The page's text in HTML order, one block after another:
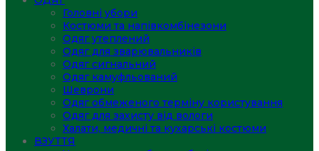
Головні убори
Костюми та напівкомбінезони
Одяг утеплений
Одяг для зварювальників
Одяг сигнальний
Одяг камуфльований
Шеврони
Одяг обмеженого терміну користування
Одяг для захисту від вологи
Халати, медичні та кухарські костюми
ВЗУТТЯ